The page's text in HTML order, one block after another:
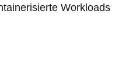
Workloads